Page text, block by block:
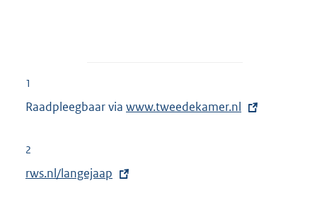
1
Raadpleegbaar via E
r
www.tweedekamer.nl
2
E
rws.nl/langejaap